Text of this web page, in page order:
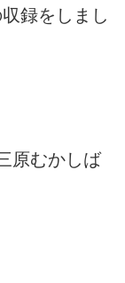
録をしまし
原むかしば